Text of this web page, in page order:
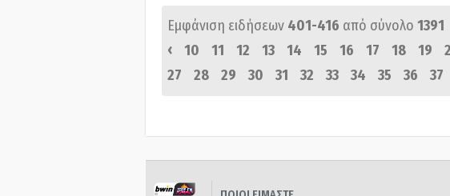
Εμφάνιση ειδήσεων 401-416 από σύνολο 1391
‹
10 11 12 13 14 15 16 17 18 19
27
28 29 30 31 32 33 34 35 36 37